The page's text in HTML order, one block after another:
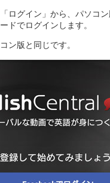
ログイン」から、パソコ
ドでログインします。
ン版と同じです。